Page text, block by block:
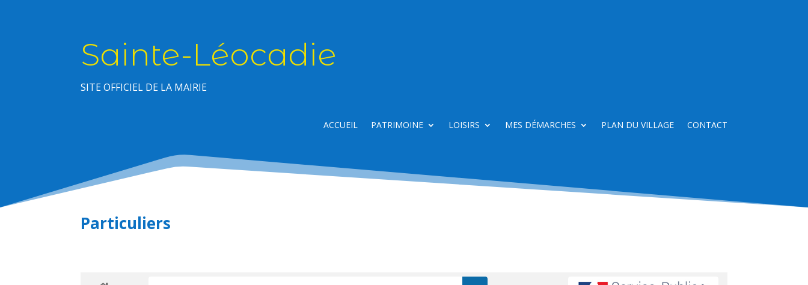
Sainte-Léocadie
SITE OFFICIEL DE LA MAIRIE
ACCUEIL PATRIMOINE LOISIRS MES DÉMARCHES PLAN DU VILLAGE CONTACT
Particuliers